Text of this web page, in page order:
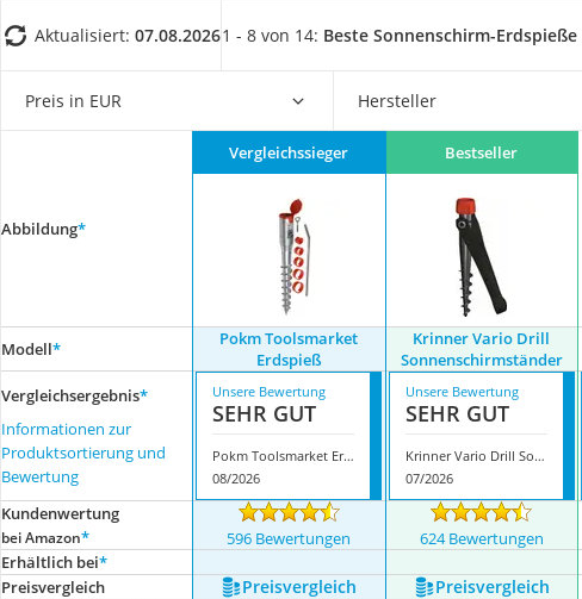
Multimeter
Gasdurchlauferhitzer
Service
Aktualisiert: 07.08.20261 - 8 von 14: Beste Sonnenschirm-Erdspieße
Preis in EUR Hersteller
Abbildung*
Vergleichssieger Bestseller
Modell*
Pokm Toolsmarket
Erdspieß
Krinner Vario Drill
Sonnenschirmständer
Vergleichsergebnis*
Informationen zur
Produktsortierung und
Bewertung
Unsere Bewertung
SEHR GUT
Pokm Toolsmarket Erdspieß
08/2026
Unsere Bewertung
SEHR GUT
Krinner Vario Drill Sonnenschirmständer
07/2026
Kundenwertung
bei Amazon* 596 Bewertungen 624 Bewertungen
Erhältlich bei*
Preis­vergleich
Preis­vergleich Preis­vergleich